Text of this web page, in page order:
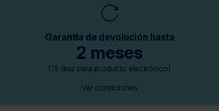
Garantía de devolución hasta
2 meses
(15 días para producto electrónico)
Ver condiciones